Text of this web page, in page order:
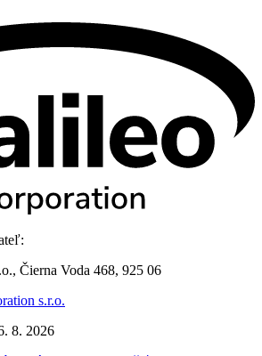
Čierna Voda 468, 925 06
s.r.o.
8. 2026